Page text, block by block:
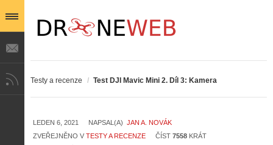
Testy a recenze / Test DJI Mavic Mini 2. Díl 3: Kamera
LEDEN 6, 2021 NAPSAL(A) JAN A. NOVÁK
ZVEŘEJNĚNO V TESTY A RECENZE ČÍST 7558 KRÁT